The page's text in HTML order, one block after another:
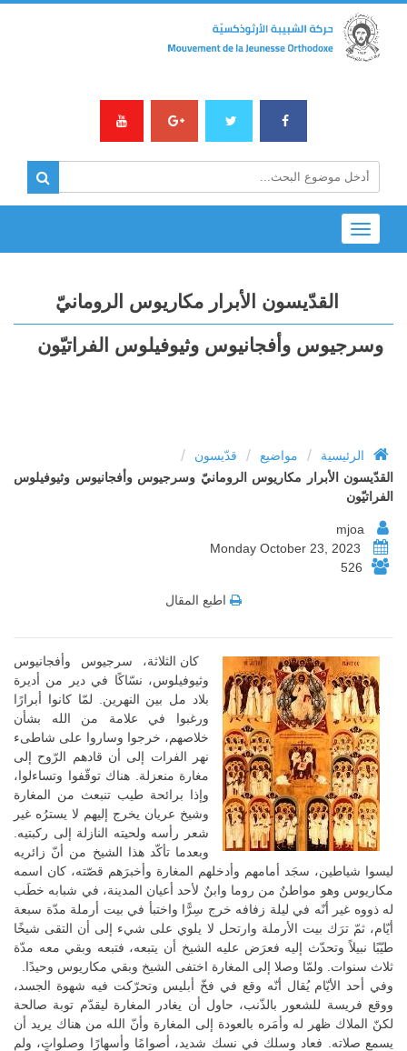
Toggle
navigation
القدّيسون الأبرار مكاريوس الرومانيّ
وسرجيوس وأفجانيوس وثيوفيلوس الفراتيّون
الرئيسية / مواضيع / قدّيسون /
القدّيسون الأبرار مكاريوس الرومانيّ وسرجيوس وأفجانيوس وثيوفيلوس
الفراتيّون
526
اطبع المقال
كان الثلاثة، سرجيوس وأفجانيوس
وثيوفيلوس، نسّاكًا في دير من أديرة
بلاد مل بين النهرين. لمّا كانوا أبرارًا
ورغبوا في علامة من الله بشأن
خلاصهم، خرجوا وساروا على شاطىء
نهر الفرات إلى أن قادهم الرّوح إلى
مغارة منعزلة. هناك توقّفوا وتساءلوا،
وإذا برائحة طيب تنبعث من المغارة
وشيخ عريان يخرج إليهم لا يسترُه غير
شعر رأسه ولحيته النازلة إلى ركبتيه.
وبعدما تأكّد هذا الشيخ من أنّ زائريه
ليسوا شياطين، سجَد أمامهم وأدخلهم المغارة وأخبرَهم قصّته، كان اسمه
مكاريوس وهو مواطنٌ من روما وابنٌ لأحد أعيان المدينة، في شبابه خطَب
له ذووه غير أنّه في ليلة زفافه خرج سِرًّا واختبأ في بيت أرملة مدّة سبعة
أيّام، ثمّ ترَك بيت الأرملة وارتحل لا يلوي على شيء إلى أن التقى شيخًا
طيّبًا نبيلاً وتحدّث إليه فعرَض عليه الشيخ أن يتبعه، فتبعه وبقي معه مدّة
ثلاث سنوات. ولمّا وصلا إلى المغارة اختفى الشيخ وبقي مكاريوس وحيدًا.
وفي أحد الأيّام يُقال أنّه وقع في فخّ أبليس وتحرّكت فيه شهوة الجسد،
ووقع فريسة للشعور بالذّنب، حاول أن يغادر المغارة ليقدّم توبة صالحة
لكنّ الملاك ظهر له وأمَره بالعودة إلى المغارة وأنّ الله من هناك يريد أن
يسمع صلاته. فعاد وسلك في نسك شديد، أصوامًا وأسهارًا وصلواتٍ، ولم